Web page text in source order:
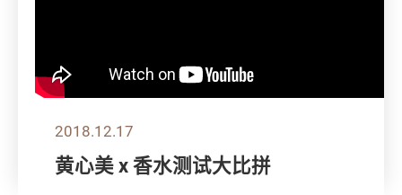
2018.12.17
黄心美 x 香水测试大比拼